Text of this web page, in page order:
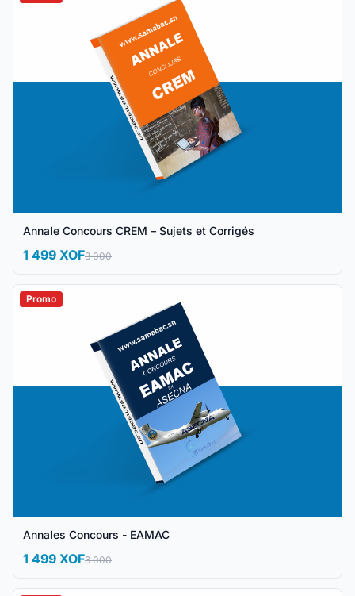
Annale Concours CREM – Sujets et Corrigés
1 499 XOF3 000
Promo
Annales Concours - EAMAC
1 499 XOF3 000